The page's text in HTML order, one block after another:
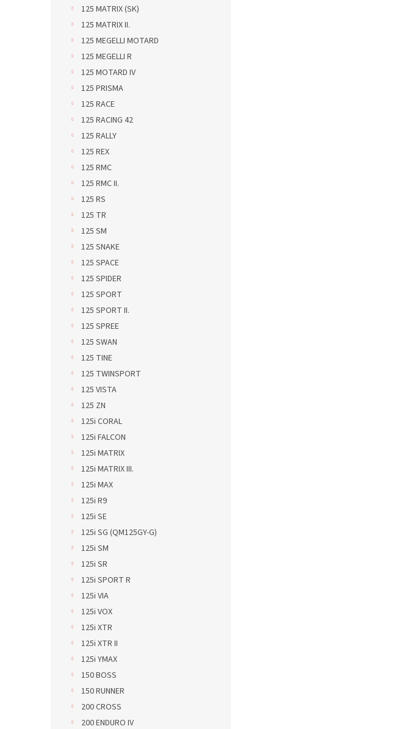
125 MATRIX (SK)
125 MATRIX II.
125 MEGELLI MOTARD
125 MEGELLI R
125 MOTARD IV
125 PRISMA
125 RACE
125 RACING 42
125 RALLY
125 REX
125 RMC
125 RMC II.
125 RS
125 TR
125 SM
125 SNAKE
125 SPACE
125 SPIDER
125 SPORT
125 SPORT II.
125 SPREE
125 SWAN
125 TINE
125 TWINSPORT
125 VISTA
125 ZN
125i CORAL
125i FALCON
125i MATRIX
125i MATRIX III.
125i MAX
125i R9
125i SE
125i SG (QM125GY-G)
125i SM
125i SR
125i SPORT R
125i VIA
125i VOX
125i XTR
125i XTR II
125i YMAX
150 BOSS
150 RUNNER
200 CROSS
200 ENDURO IV